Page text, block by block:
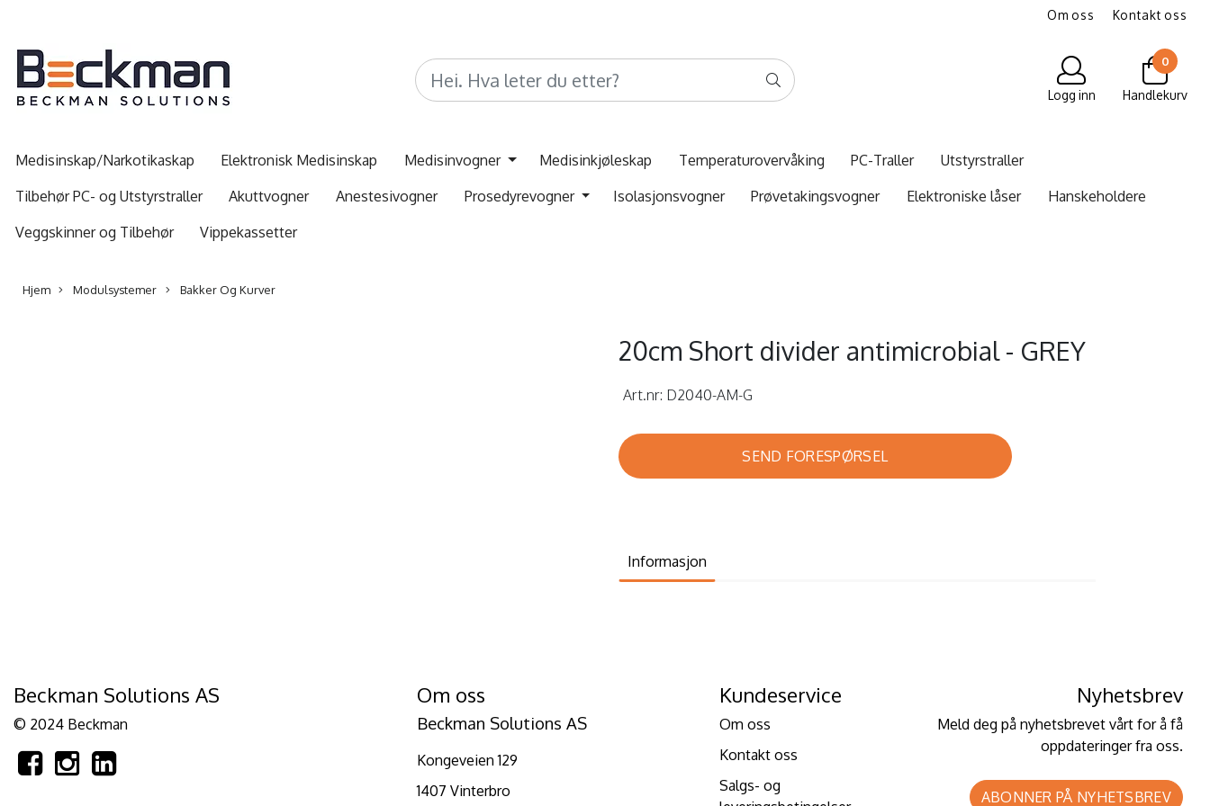
Om oss Kontakt oss
Logg inn
0
Handlekurv
Medisinskap/Narkotikaskap Elektronisk Medisinskap Medisinvogner Medisinkjøleskap Temperaturovervåking PC-Traller
Utstyrstraller
Tilbehør PC- og Utstyrstraller
Akuttvogner Anestesivogner Prosedyrevogner Isolasjonsvogner Prøvetakingsvogner Elektroniske låser
Hanskeholdere
Veggskinner og Tilbehør
Vippekassetter
Hjem Modulsystemer Bakker Og Kurver
20cm Short divider antimicrobial - GREY
Art.nr: D2040-AM-G
SEND FORESPØRSEL
Informasjon
Beckman Solutions AS
© 2024 Beckman
Om oss
Beckman Solutions AS
Kongeveien 129
1407 Vinterbro
Kundeservice
Om oss
Kontakt oss
Salgs- og
Nyhetsbrev
Meld deg på nyhetsbrevet vårt for å få
oppdateringer fra oss.
ABONNER PÅ NYHETSBREV